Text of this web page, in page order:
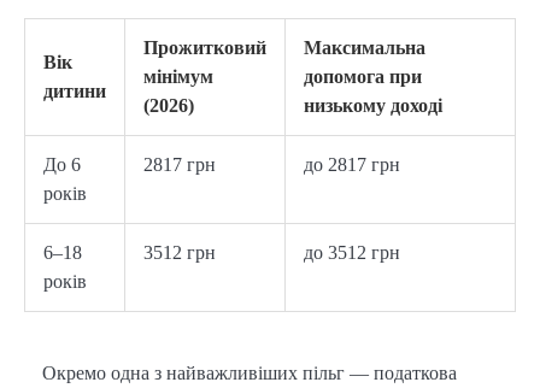
Вік
дитини
Прожитковий
мінімум
(2026)
Максимальна
допомога при
низькому доході
До 6
років
2817 грн до 2817 грн
6–18
років
3512 грн до 3512 грн
Окремо одна з найважливіших пільг — податкова